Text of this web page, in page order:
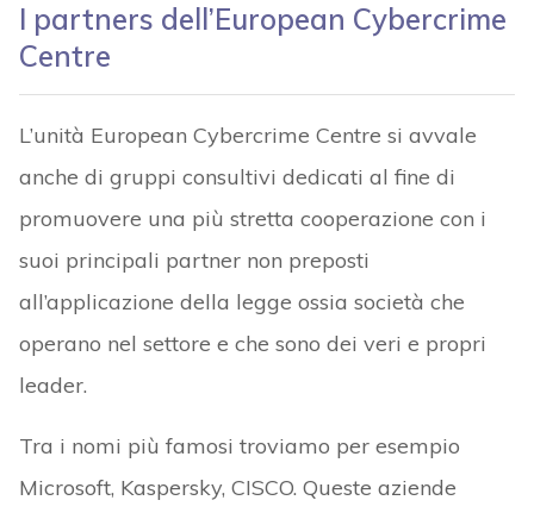
I partners dell’European Cybercrime
Centre
L’unità European Cybercrime Centre si avvale
anche di gruppi consultivi dedicati al fine di
promuovere una più stretta cooperazione con i
suoi principali partner non preposti
all’applicazione della legge ossia società che
operano nel settore e che sono dei veri e propri
leader.
Tra i nomi più famosi troviamo per esempio
Microsoft, Kaspersky, CISCO. Queste aziende